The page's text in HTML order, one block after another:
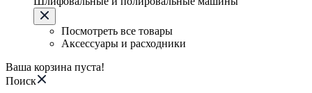
Посмотреть все товары
Аксессуары и расходники
Ваша корзина пуста!
Поиск